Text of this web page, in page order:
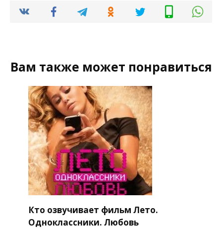
Вам также может понравиться
Кто озвучивает фильм Лето.
Одноклассники. Любовь